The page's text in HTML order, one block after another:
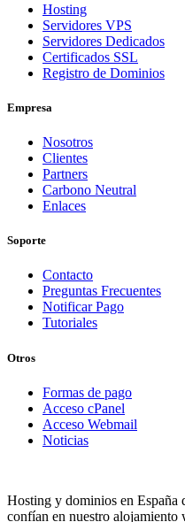
Hosting
Servidores VPS
Servidores Dedicados
Certificados SSL
Registro de Dominios
Empresa
Nosotros
Clientes
Partners
Carbono Neutral
Enlaces
Soporte
Contacto
Preguntas Frecuentes
Notificar Pago
Tutoriales
Otros
Formas de pago
Acceso cPanel
Acceso Webmail
Noticias
Hosting y dominios en España
confían en nuestro